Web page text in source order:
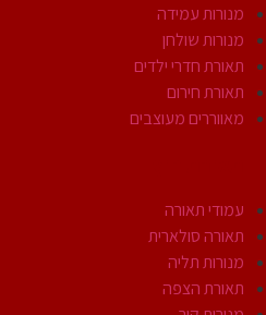
מנורות עמידה
מנורות שולחן
תאורת חדרי ילדים
תאורת חירום
מאווררים מעוצבים
עמודי תאורה
תאורה סולארית
מנורות תליה
תאורת הצפה